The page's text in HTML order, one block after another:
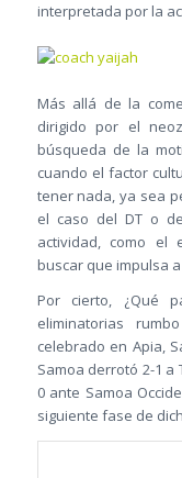
interpretada por la
Más allá de la
dirigido por el
búsqueda de la
cuando el factor
tener nada, ya sea
el caso del DT o
actividad, como el
buscar que impulsa
Por cierto, ¿Qué
eliminatorias
celebrado en Apia,
Samoa derrotó 2-1 a
0 ante Samoa
siguiente fase de